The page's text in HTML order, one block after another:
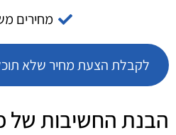
מחירים
לקבלת הצעת מחיר שלא
הבנת החשיבות של